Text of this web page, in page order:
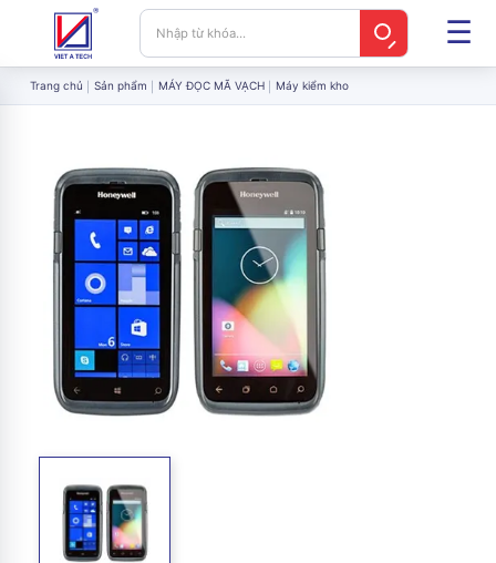
Trang chủ Sản phẩm MÁY ĐỌC MÃ VẠCH Máy kiểm kho